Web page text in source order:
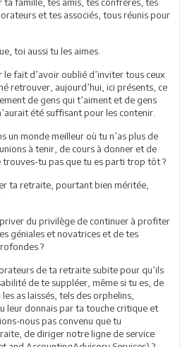
et tes associés, tous réunis pour
toi aussi tu les aimes.
le fait d’avoir oublié d’inviter tous ceux
retrouver, aujourd’hui, ici présents, ce
de gens qui t’aiment et de gens
été suffisant pour les contenir.
un monde meilleur où tu n’as plus de
à tenir, de cours à donner et de
trouves-tu pas que tu es parti trop tôt ?
ta retraite, pourtant bien méritée,
du privilège de continuer à profiter
géniales et novatrices et de tes
?
de ta retraite subite pour qu’ils
de te suppléer, même si tu es, de
as laissés, tels des orphelins,
leur donnais par ta touche critique et
nous pas convenu que tu
de diriger notre ligne de service